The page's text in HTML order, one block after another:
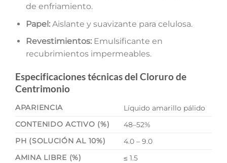
de enfriamiento.
Papel:Aislante y suavizante para celulosa.
Revestimientos:Emulsificante en
recubrimientos impermeables.
Especificaciones técnicas del Cloruro de
Centrimonio
APARIENCIA
Líquido amarillo pálido
CONTENIDO ACTIVO (%)
48–52%
PH (SOLUCIÓN AL 10%)
4.0 – 9.0
AMINA LIBRE (%)
≤ 1.5